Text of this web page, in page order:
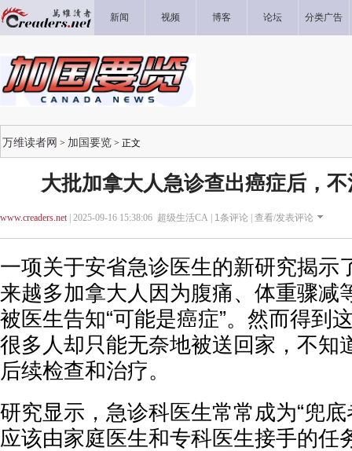
新闻 视频 博客 论坛 分类广告
万维读者网 > 加国要览 > 正文
大批加拿大人急诊查出癌症后，
www.creaders.net| 2025-09-16 15:38:06 超级生活CA | 1条评论 | 查看/发表评论
一项关于安省急诊医生的新研究揭示
来越多加拿大人因为腹痛、体重骤减
被医生告知“可能是癌症”。然而得到
很多人却只能无奈地被送回家，不知
后续检查和治疗。
研究显示，急诊科医生常常成为“兜
应该由家庭医生和专科医生接手的任